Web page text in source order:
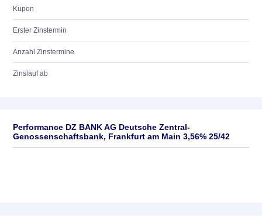
Kupon
Erster Zinstermin
Anzahl Zinstermine
Zinslauf ab
Performance DZ BANK AG Deutsche Zentral-
Genossenschaftsbank, Frankfurt am Main 3,56% 25/42